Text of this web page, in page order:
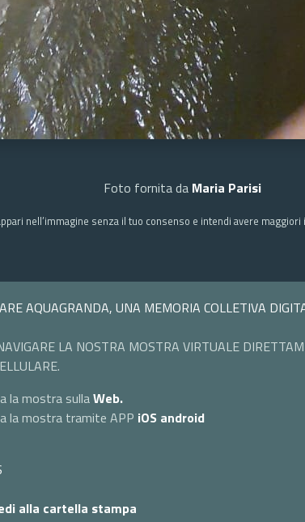
Foto fornita da Maria Parisi
nell’immagine senza il tuo consenso e intendi avere
AQUAGRANDA, UNA MEMORIA COLLETIVA
LA NOSTRA MOSTRA VIRTUALE
la mostra sullaWeb.
la mostra tramite APP iOS android
alla cartella stampa